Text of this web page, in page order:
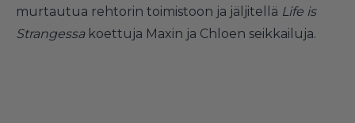
murtautua rehtorin toimistoon ja jäljitellä Life is
Strangessa koettuja Maxin ja Chloen seikkailuja.